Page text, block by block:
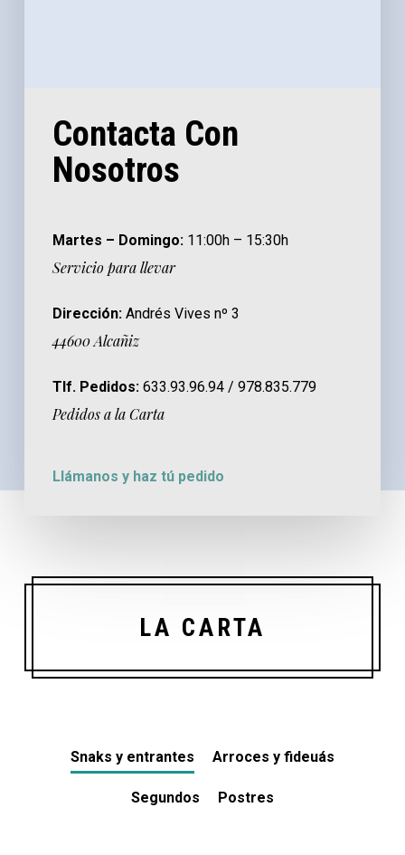
Contacta Con
Nosotros
Martes – Domingo: 11:00h – 15:30h
Servicio para llevar
Dirección: Andrés Vives nº 3
44600 Alcañiz
Tlf. Pedidos: 633.93.96.94 / 978.835.779
Pedidos a la Carta
Llámanos y haz tú pedido
LA CARTA
Snaks y entrantes Arroces y fideuás
Segundos Postres